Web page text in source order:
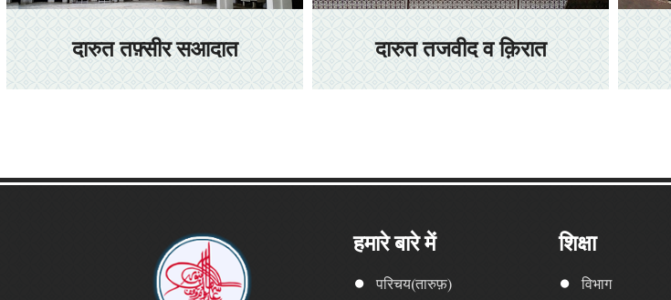
दारुत तफ़्सीर सआदात दारुत तजवीद व क़िरात
हमारे बारे में
परिचय(तारुफ़)
शिक्षा
विभाग